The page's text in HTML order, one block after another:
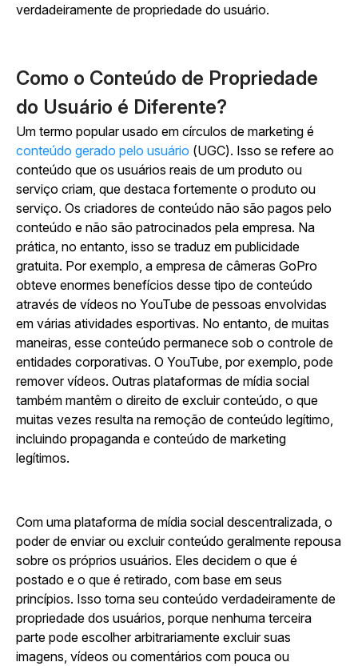
verdadeiramente de propriedade do usuário.
Como o Conteúdo de Propriedade
do Usuário é Diferente?
Um termo popular usado em círculos de marketing é
conteúdo gerado pelo usuário (UGC). Isso se refere ao
conteúdo que os usuários reais de um produto ou
serviço criam, que destaca fortemente o produto ou
serviço. Os criadores de conteúdo não são pagos pelo
conteúdo e não são patrocinados pela empresa. Na
prática, no entanto, isso se traduz em publicidade
gratuita. Por exemplo, a empresa de câmeras GoPro
obteve enormes benefícios desse tipo de conteúdo
através de vídeos no YouTube de pessoas envolvidas
em várias atividades esportivas. No entanto, de muitas
maneiras, esse conteúdo permanece sob o controle de
entidades corporativas. O YouTube, por exemplo, pode
remover vídeos. Outras plataformas de mídia social
também mantêm o direito de excluir conteúdo, o que
muitas vezes resulta na remoção de conteúdo legítimo,
incluindo propaganda e conteúdo de marketing
legítimos.
Com uma plataforma de mídia social descentralizada, o
poder de enviar ou excluir conteúdo geralmente repousa
sobre os próprios usuários. Eles decidem o que é
postado e o que é retirado, com base em seus
princípios. Isso torna seu conteúdo verdadeiramente de
propriedade dos usuários, porque nenhuma terceira
parte pode escolher arbitrariamente excluir suas
imagens, vídeos ou comentários com pouca ou